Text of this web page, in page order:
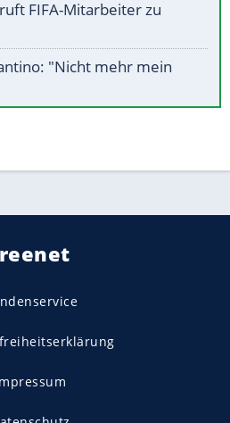
FIFA-Mitarbeiter zu
"Nicht mehr mein